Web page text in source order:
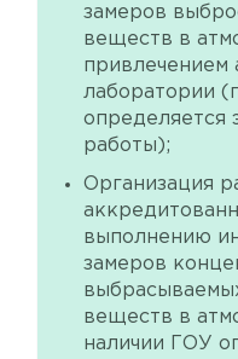
замеров
веществ в
привлечением
лаборатории
определяется
работы);
Организация
выполнению
замеров
веществ в
наличии ГОУ